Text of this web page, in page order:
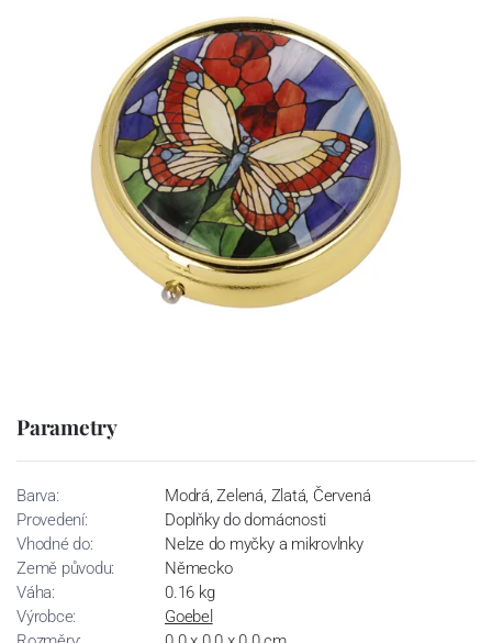
Parametry
Barva:
Modrá, Zelená, Zlatá, Červená
Provedení:
Doplňky do domácnosti
Vhodné do:
Nelze do myčky a mikrovlnky
Země původu:
Německo
Váha:
0.16 kg
Výrobce:
Goebel